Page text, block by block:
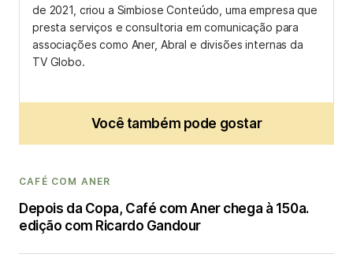
de 2021, criou a Simbiose Conteúdo, uma empresa que
presta serviços e consultoria em comunicação para
associações como Aner, Abral e divisões internas da
TV Globo.
Você também pode gostar
CAFÉ COM ANER
Depois da Copa, Café com Aner chega à 150a.
edição com Ricardo Gandour